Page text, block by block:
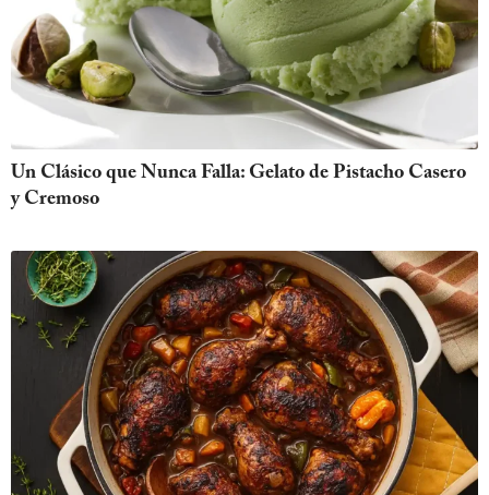
Un Clásico que Nunca Falla: Gelato de Pistacho Casero
y Cremoso